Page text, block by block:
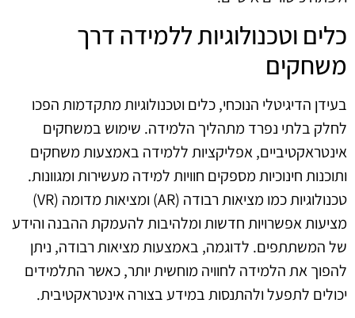
כלים וטכנולוגיות ללמידה דרך
משחקים
בעידן הדיגיטלי הנוכחי, כלים וטכנולוגיות מתקדמות הפכו
לחלק בלתי נפרד מתהליך הלמידה. שימוש במשחקים
אינטראקטיביים, אפליקציות ללמידה באמצעות משחקים
ותוכנות חינוכיות מספקים חוויות למידה מעשירות ומגוונות.
טכנולוגיות כמו מציאות רבודה (AR) ומציאות מדומה (VR)
מציעות אפשרויות חדשות ומלהיבות להעמקת ההבנה והידע
של המשתתפים. לדוגמה, באמצעות מציאות רבודה, ניתן
להפוך את הלמידה לחוויה מוחשית יותר, כאשר התלמידים
יכולים לתפעל ולהתנסות במידע בצורה אינטראקטיבית.